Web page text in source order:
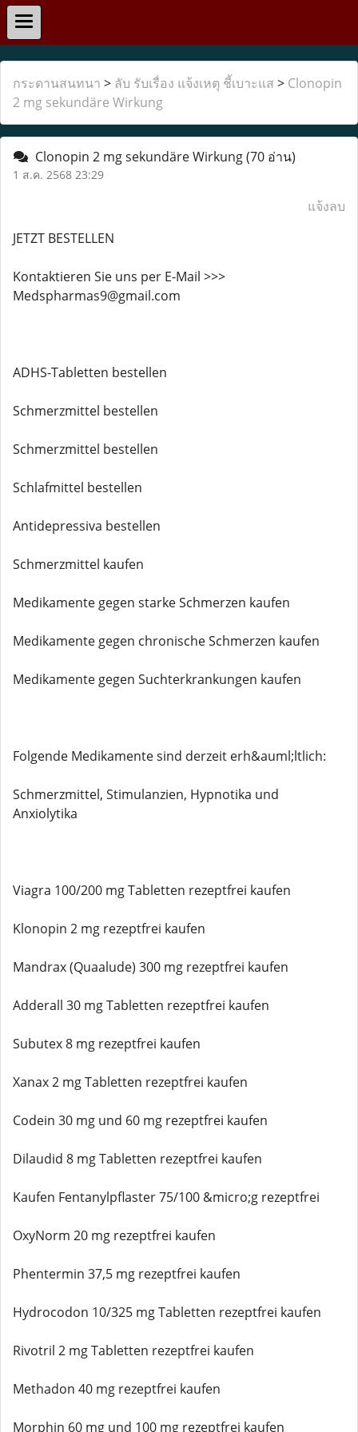
กระดานสนทนา > ลับ รับเรื่อง แจ้งเหตุ ชี้เบาะแส > Clonopin
2 mg sekundäre Wirkung
Clonopin 2 mg sekundäre Wirkung(70 อ่าน)
1 ส.ค. 2568 23:29
แจ้งลบ
JETZT BESTELLEN
Kontaktieren Sie uns per E-Mail >>>
Medspharmas9@gmail.com
ADHS-Tabletten bestellen
Schmerzmittel bestellen
Schmerzmittel bestellen
Schlafmittel bestellen
Antidepressiva bestellen
Schmerzmittel kaufen
Medikamente gegen starke Schmerzen kaufen
Medikamente gegen chronische Schmerzen kaufen
Medikamente gegen Suchterkrankungen kaufen
Folgende Medikamente sind derzeit erh&auml;ltlich:
Schmerzmittel, Stimulanzien, Hypnotika und
Anxiolytika
Viagra 100/200 mg Tabletten rezeptfrei kaufen
Klonopin 2 mg rezeptfrei kaufen
Mandrax (Quaalude) 300 mg rezeptfrei kaufen
Adderall 30 mg Tabletten rezeptfrei kaufen
Subutex 8 mg rezeptfrei kaufen
Xanax 2 mg Tabletten rezeptfrei kaufen
Codein 30 mg und 60 mg rezeptfrei kaufen
Dilaudid 8 mg Tabletten rezeptfrei kaufen
Kaufen Fentanylpflaster 75/100 &micro;g rezeptfrei
OxyNorm 20 mg rezeptfrei kaufen
Phentermin 37,5 mg rezeptfrei kaufen
Hydrocodon 10/325 mg Tabletten rezeptfrei kaufen
Rivotril 2 mg Tabletten rezeptfrei kaufen
Methadon 40 mg rezeptfrei kaufen
Morphin 60 mg und 100 mg rezeptfrei kaufen